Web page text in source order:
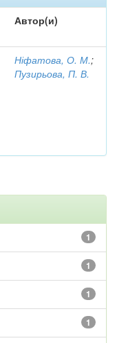
Автор(и)
Ніфатова, О. М.;
Пузирьова, П. В.
1
1
1
1